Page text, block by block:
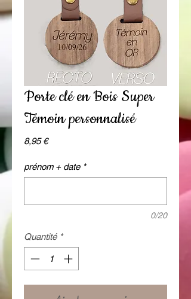
Porte clé en Bois Super
Témoin personnalisé
8,95 €Prix
prénom + date *
0/20
Quantité *